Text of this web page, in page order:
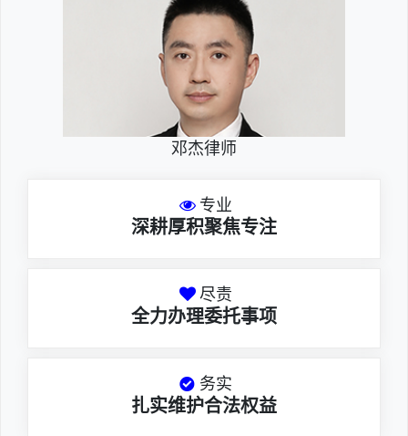
邓杰律师
专业
深耕厚积聚焦专注
尽责
全力办理委托事项
务实
扎实维护合法权益